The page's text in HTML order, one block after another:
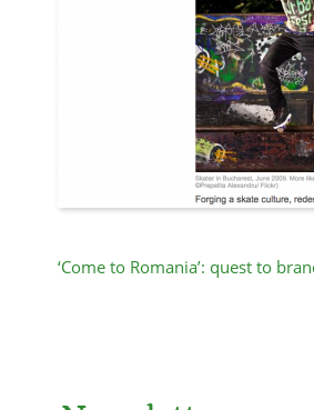
‘Come to Romania’: quest to